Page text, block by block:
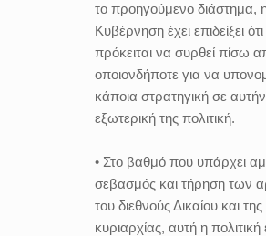
το προηγούμενο διάστημα,
Κυβέρνηση έχει επιδείξει
πρόκειται να συρθεί πίσω
οποιονδήποτε για να
κάποια στρατηγική σε
εξωτερική της πολιτική.
• Στο βαθμό που υπάρχει
σεβασμός και τήρηση των
του διεθνούς Δικαίου και της
κυριαρχίας, αυτή η πολιτική